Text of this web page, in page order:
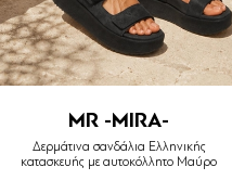
MR -MIRA-
Δερμάτινα σανδάλια Ελληνικής
κατασκευής με αυτοκόλλητο Μαύρο